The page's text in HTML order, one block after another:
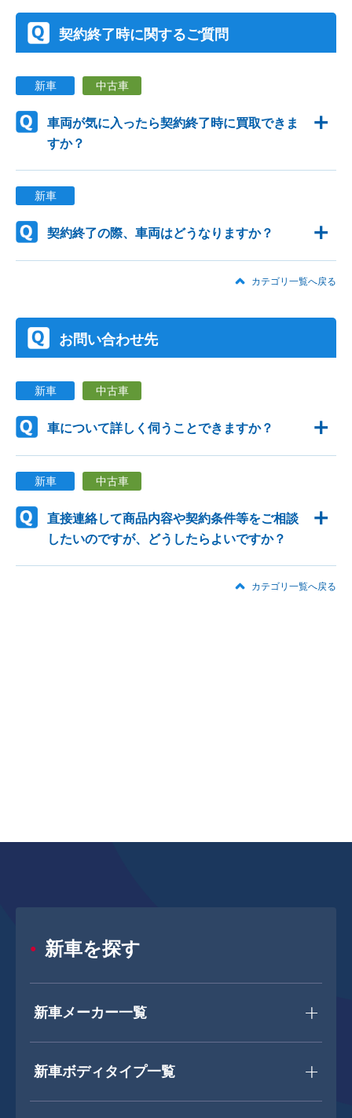
契約終了時に関するご質問
新車 中古車
車両が気に入ったら契約終了時に買取できま
すか？
新車
契約終了の際、車両はどうなりますか？
カテゴリ一覧へ戻る
お問い合わせ先
新車 中古車
車について詳しく伺うことできますか？
新車 中古車
直接連絡して商品内容や契約条件等をご相談
したいのですが、どうしたらよいですか？
カテゴリ一覧へ戻る
新車を探す
新車メーカー一覧
新車ボディタイプ一覧